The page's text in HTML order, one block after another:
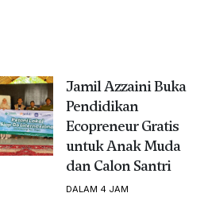
Jamil Azzaini Buka
Pendidikan
Ecopreneur Gratis
untuk Anak Muda
dan Calon Santri
DALAM 4 JAM